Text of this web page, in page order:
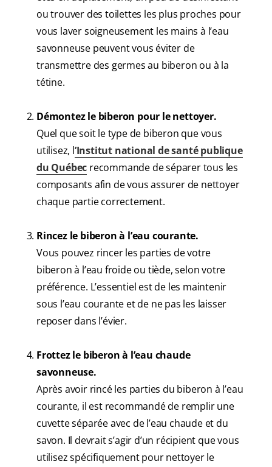
ou trouver des toilettes les plus proches pour
vous laver soigneusement les mains à l’eau
savonneuse peuvent vous éviter de
transmettre des germes au biberon ou à la
tétine.
Démontez le biberon pour le nettoyer.
Quel que soit le type de biberon que vous
utilisez, l’Institut national de santé publique
du Québec recommande de séparer tous les
composants afin de vous assurer de nettoyer
chaque partie correctement.
Rincez le biberon à l’eau courante.
Vous pouvez rincer les parties de votre
biberon à l’eau froide ou tiède, selon votre
préférence. L’essentiel est de les maintenir
sous l’eau courante et de ne pas les laisser
reposer dans l’évier.
Frottez le biberon à l’eau chaude
savonneuse.
Après avoir rincé les parties du biberon à l’eau
courante, il est recommandé de remplir une
cuvette séparée avec de l’eau chaude et du
savon. Il devrait s’agir d’un récipient que vous
utilisez spécifiquement pour nettoyer le